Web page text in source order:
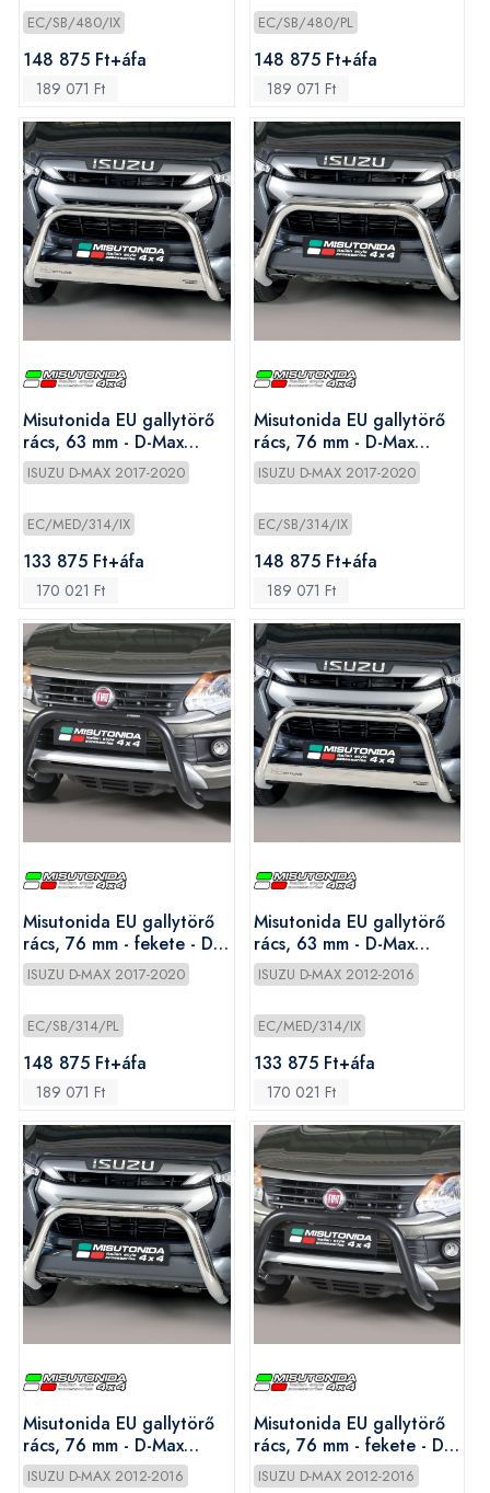
EC/SB/480/IX
148 875 Ft+áfa
189 071 Ft
EC/SB/480/PL
148 875 Ft+áfa
189 071 Ft
Misutonida EU gallytörő
rács, 63 mm - D-Max
2012-2020
ISUZU D-MAX 2017-2020
EC/MED/314/IX
133 875 Ft+áfa
170 021 Ft
Misutonida EU gallytörő
rács, 76 mm - D-Max
2012-2020
ISUZU D-MAX 2017-2020
EC/SB/314/IX
148 875 Ft+áfa
189 071 Ft
Misutonida EU gallytörő
rács, 76 mm - fekete - D-
Max 2012-2020
ISUZU D-MAX 2017-2020
EC/SB/314/PL
148 875 Ft+áfa
189 071 Ft
Misutonida EU gallytörő
rács, 63 mm - D-Max
2012-2020
ISUZU D-MAX 2012-2016
EC/MED/314/IX
133 875 Ft+áfa
170 021 Ft
Misutonida EU gallytörő
rács, 76 mm - D-Max
2012-2020
ISUZU D-MAX 2012-2016
Misutonida EU gallytörő
rács, 76 mm - fekete - D-
Max 2012-2020
ISUZU D-MAX 2012-2016